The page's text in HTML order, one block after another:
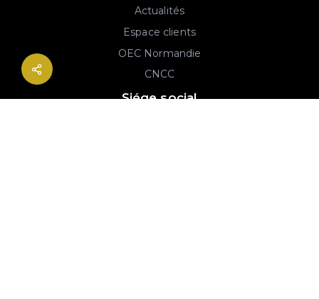
Actualités
Espace clients
OEC Normandie
CNCC
Siége social